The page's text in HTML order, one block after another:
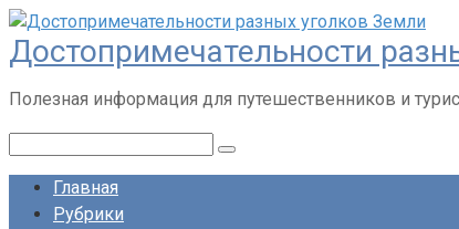
Перейти
к
контенту
Достопримечательности
Полезная информация для путешественников и
Главная
Рубрики